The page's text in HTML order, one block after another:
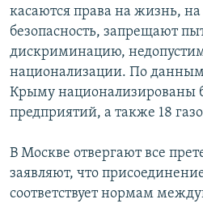
касаются права на жизнь, на
безопасность, запрещают
дискриминацию,
национализации. По
Крыму национализированы
предприятий, а также 18
В Москве отвергают все
заявляют, что
соответствует нормам